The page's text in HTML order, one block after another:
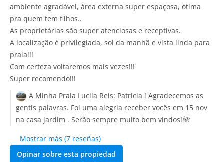
ambiente agradável, área externa super espaçosa, ótima
pra quem tem filhos..
As proprietárias são super atenciosas e receptivas.
A localização é privilegiada, sol da manhã e vista linda para
praia!!!
Com certeza voltaremos mais vezes!!!
Super recomendo!!!
A Minha Praia Lucila Reis: Patricia ! Agradecemos as
gentis palavras. Foi uma alegria receber vocês em 15 nov
na casa jardim . Serão sempre muito bem vindos!🌺
Mostrar más (7 reseñas)
Opinar sobre esta propiedad